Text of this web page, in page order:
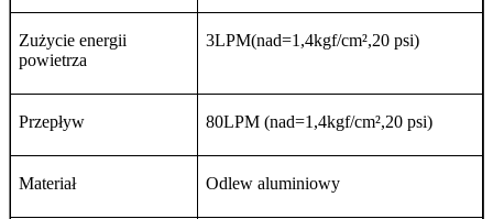
Zużycie energii
powietrza
3LPM(nad=1,4kgf/cm²,20 psi)
Przepływ 80LPM (nad=1,4kgf/cm²,20 psi)
Materiał Odlew aluminiowy